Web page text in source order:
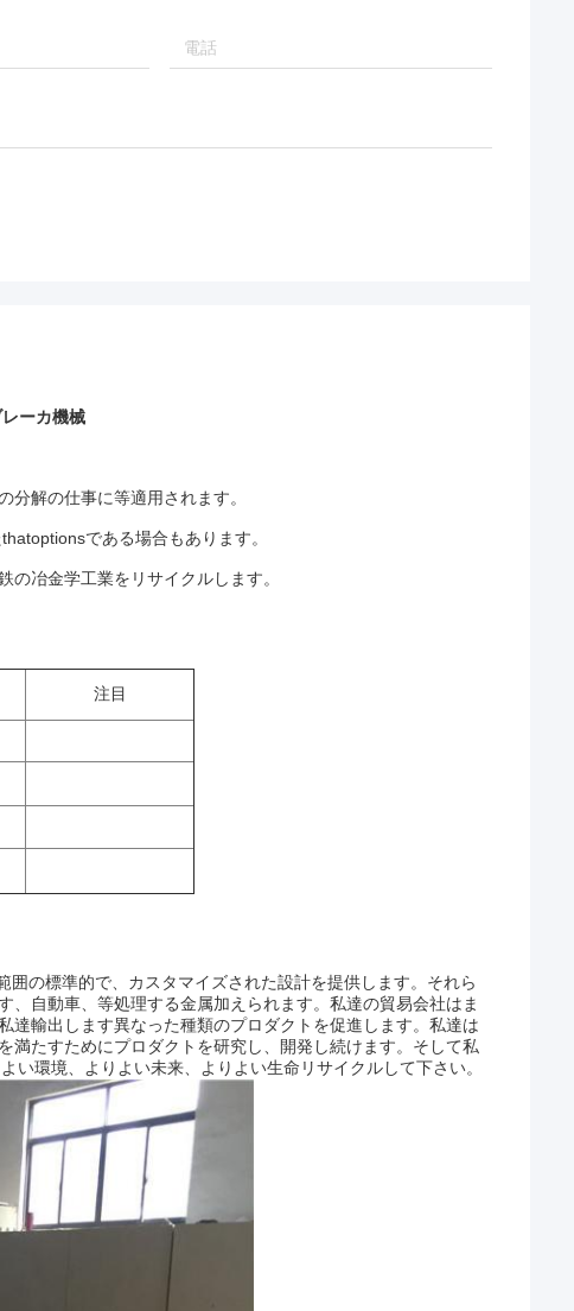
ーカ機械
解の仕事に等適用されます。
である場合もあります。
冶金学工業をリサイクルします。
注目
の標準的で、カスタマイズされた設計を提供します。それら
自動車、等処理する金属加えられます。私達の貿易会社はま
輸出します異なった種類のプロダクトを促進します。私達は
たすためにプロダクトを研究し、開発し続けます。そして私
環境、よりよい未来、よりよい生命リサイクルして下さい。